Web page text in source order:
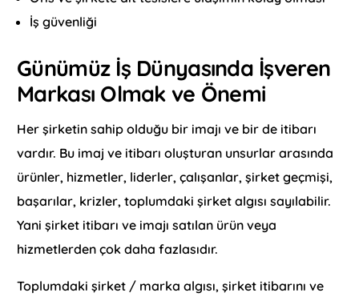
İş güvenliği
Günümüz İş Dünyasında İşveren
Markası Olmak ve Önemi
Her şirketin sahip olduğu bir imajı ve bir de itibarı
vardır. Bu imaj ve itibarı oluşturan unsurlar arasında
ürünler, hizmetler, liderler, çalışanlar, şirket geçmişi,
başarılar, krizler, toplumdaki şirket algısı sayılabilir.
Yani şirket itibarı ve imajı satılan ürün veya
hizmetlerden çok daha fazlasıdır.
Toplumdaki şirket / marka algısı, şirket itibarını ve